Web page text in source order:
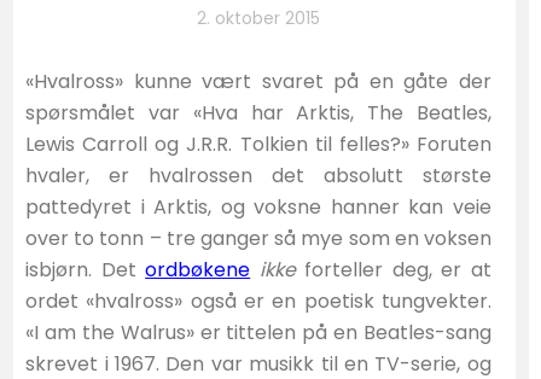
2. oktober 2015
«Hvalross» kunne vært svaret på en gåte der
spørsmålet var «Hva har Arktis, The Beatles,
Lewis Carroll og J.R.R. Tolkien til felles?» Foruten
hvaler, er hvalrossen det absolutt største
pattedyret i Arktis, og voksne hanner kan veie
over to tonn – tre ganger så mye som en voksen
isbjørn. Detordbøkene ikke forteller deg, er at
ordet «hvalross» også er en poetisk tungvekter.
«I am the Walrus» er tittelen på en Beatles-sang
skrevet i 1967. Den var musikk til en TV-serie, og